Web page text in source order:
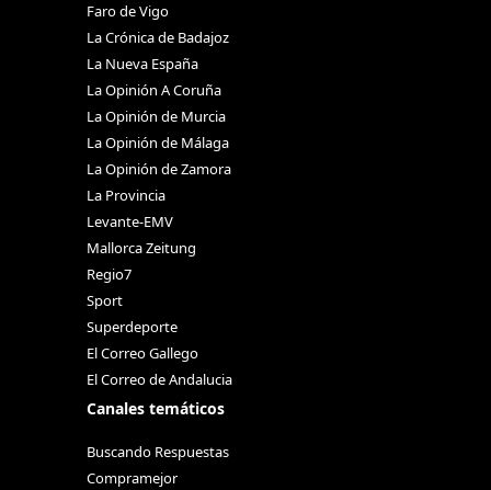
Faro de Vigo
La Crónica de Badajoz
La Nueva España
La Opinión A Coruña
La Opinión de Murcia
La Opinión de Málaga
La Opinión de Zamora
La Provincia
Levante-EMV
Mallorca Zeitung
Regio7
Sport
Superdeporte
El Correo Gallego
El Correo de Andalucia
Canales temáticos
Buscando Respuestas
Compramejor